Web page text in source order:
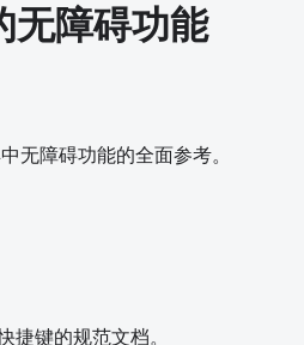
无障碍功能
无障碍功能的全面参考。
捷键的规范文档。